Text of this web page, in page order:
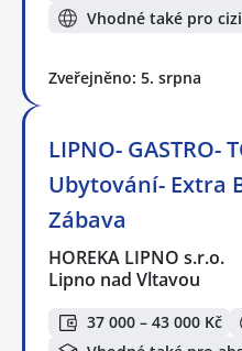
Vhodné také pro
Zveřejněno: 5. srpna
LIPNO- GASTRO-
Ubytování- Extra
Zábava
HOREKA LIPNO s.r.o.
Lipno nad Vltavou
37 000 – 43 000 Kč